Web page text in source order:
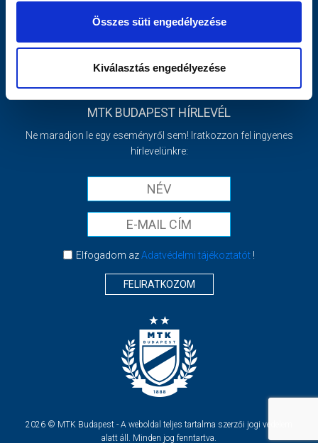
Összes süti engedélyezése
Kiválasztás engedélyezése
INFORMÁCIÓK
Impresszum
Sajtó
MTK BUDAPEST HÍRLEVÉL
Ne maradjon le egy eseményről sem! Iratkozzon fel ingyenes
hírlevelünkre:
Elfogadom azAdatvédelmi tájékoztatót!
FELIRATKOZOM
2026 © MTK Budapest - A weboldal teljes tartalma szerzői jogi védelem
alatt áll. Minden jog fenntartva.